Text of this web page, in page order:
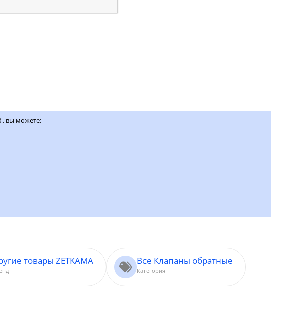
, вы можете:
товары ZETKAMA Все Клапаны обратные
Категория